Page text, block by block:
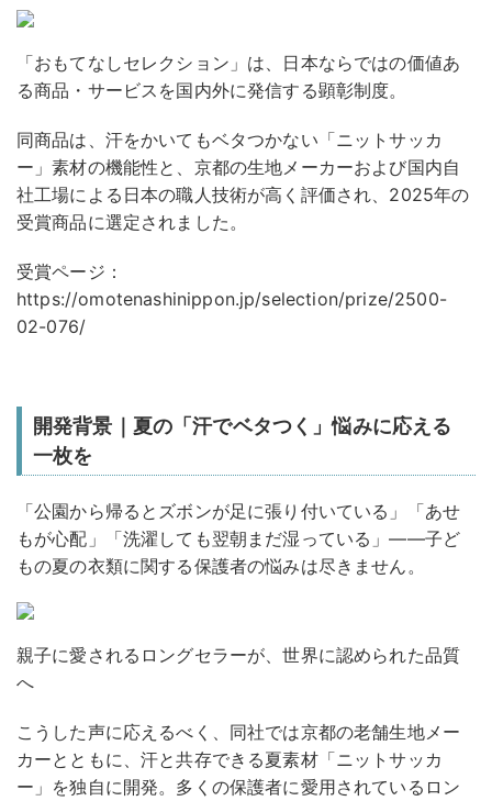
「おもてなしセレクション」は、日本ならではの価値あ
る商品・サービスを国内外に発信する顕彰制度。
同商品は、汗をかいてもベタつかない「ニットサッカ
ー」素材の機能性と、京都の生地メーカーおよび国内自
社工場による日本の職人技術が高く評価され、2025年の
受賞商品に選定されました。
受賞ページ：
https://omotenashinippon.jp/selection/prize/2500-
02-076/
開発背景｜夏の「汗でベタつく」悩みに応える
一枚を
「公園から帰るとズボンが足に張り付いている」「あせ
もが心配」「洗濯しても翌朝まだ湿っている」——子ど
もの夏の衣類に関する保護者の悩みは尽きません。
親子に愛されるロングセラーが、世界に認められた品質
へ
こうした声に応えるべく、同社では京都の老舗生地メー
カーとともに、汗と共存できる夏素材「ニットサッカ
ー」を独自に開発。多くの保護者に愛用されているロン